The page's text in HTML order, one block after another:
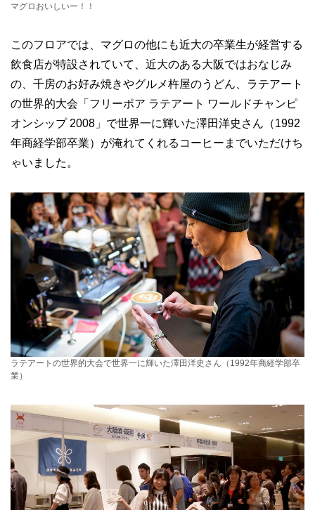
マグロおいしいー！！
このフロアでは、マグロの他にも近大の卒業生が経営する
飲食店が特設されていて、近大のある大阪ではおなじみ
の、千房のお好み焼きやグルメ杵屋のうどん、ラテアート
の世界的大会「フリーポア ラテアート ワールドチャンピ
オンシップ 2008」で世界一に輝いた澤田洋史さん（1992
年商経学部卒業）が淹れてくれるコーヒーまでいただけち
ゃいました。
ラテアートの世界的大会で世界一に輝いた澤田洋史さん（1992年商経学部卒
業）